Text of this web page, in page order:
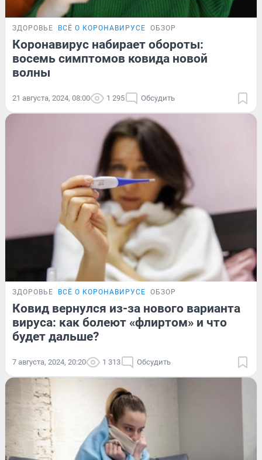
ЗДОРОВЬЕ ВСЁ О КОРОНАВИРУСЕ ОБЗОР
Коронавирус набирает обороты:
восемь симптомов ковида новой
волны
21 августа, 2024, 08:00 1 295 Обсудить
ЗДОРОВЬЕ ВСЁ О КОРОНАВИРУСЕ ОБЗОР
Ковид вернулся из-за нового варианта
вируса: как болеют «флиртом» и что
будет дальше?
7 августа, 2024, 20:20 1 313 Обсудить